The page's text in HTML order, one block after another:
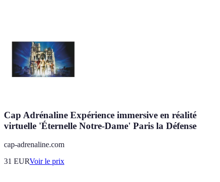
Cap Adrénaline Expérience immersive en réalité
virtuelle 'Éternelle Notre-Dame' Paris la Défense
cap-adrenaline.com
31 EURVoir le prix